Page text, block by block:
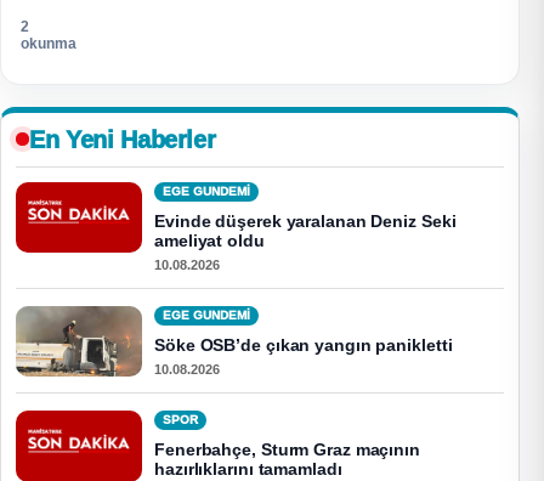
2
okunma
En Yeni Haberler
EGE GUNDEMİ
Evinde düşerek yaralanan Deniz Seki
ameliyat oldu
10.08.2026
EGE GUNDEMİ
Söke OSB’de çıkan yangın panikletti
10.08.2026
SPOR
Fenerbahçe, Sturm Graz maçının
hazırlıklarını tamamladı